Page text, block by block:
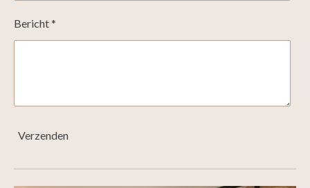
Bericht *
Verzenden